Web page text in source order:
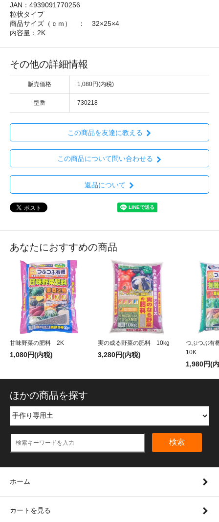
JAN：4939091770256
粒状タイプ
商品サイズ（ｃｍ） ： 32×25×4
内容量：2K
その他の詳細情報
販売価格 1,080円(内税)
型番 730218
この商品を友達に教える
この商品について問い合わせる
返品について
あなたにおすすめの商品
甘味野菜の肥料 2K
1,080円(内税)
実の成る野菜の肥料 10kg
3,280円(内税)
つぶつぶ
10K
1,980円(
ほかの商品を探す
検索
ホーム
カートを見る